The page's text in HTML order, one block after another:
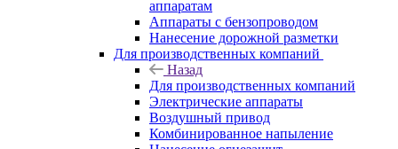
аппаратам
Аппараты с бензопроводом
Нанесение дорожной разметки
Для производственных компаний
Назад
Для производственных компаний
Электрические аппараты
Воздушный привод
Комбинированное напыление